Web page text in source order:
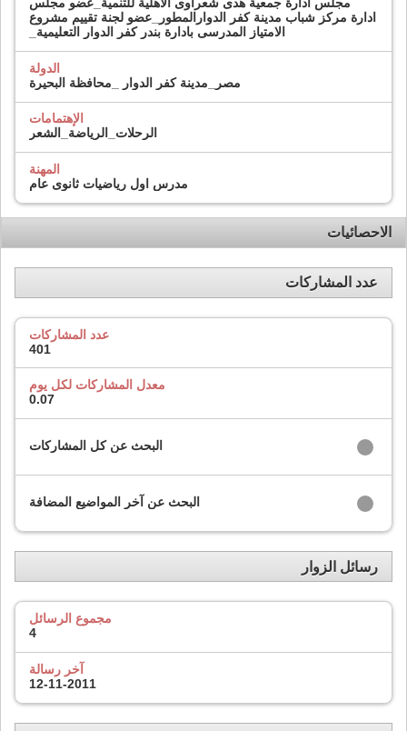
ادارة مركز شباب مدينة كفر الدوارالمطور_عضو لجنة تقييم مشروع
الامتياز المدرسى بادارة بندر كفر الدوار التعليمية_
الدولة
مصر_مدينة كفر الدوار _محافظة البحيرة
الإهتمامات
الرحلات_الرياضة_الشعر
المهنة
مدرس اول رياضيات ثانوى عام
الاحصائيات
عدد المشاركات
عدد المشاركات
401
معدل المشاركات لكل يوم
0.07
البحث عن كل المشاركات
البحث عن آخر المواضيع المضافة
رسائل الزوار
مجموع الرسائل
4
آخر رسالة
12-11-2011